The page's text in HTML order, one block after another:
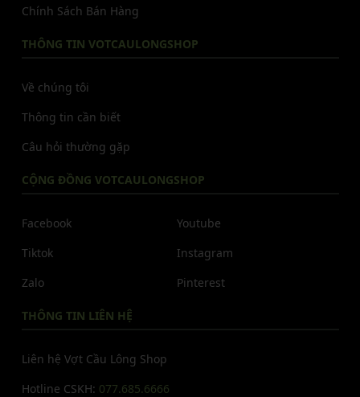
Chính Sách Bán Hàng
THÔNG TIN VOTCAULONGSHOP
Về chúng tôi
Thông tin cần biết
Câu hỏi thường gặp
CỘNG ĐỒNG VOTCAULONGSHOP
Facebook
Tiktok
Zalo
Youtube
Instagram
Pinterest
THÔNG TIN LIÊN HỆ
Liên hệ Vợt Cầu Lông Shop
Hotline CSKH: 077.685.6666